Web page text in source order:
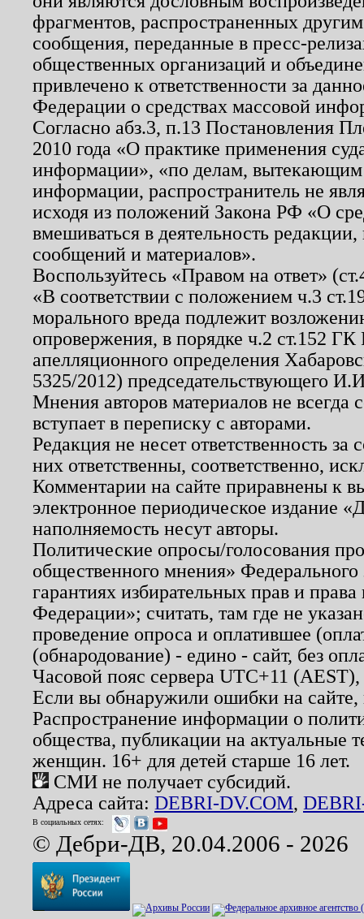
фрагментов, распространенных
сообщения, переданные в пресс-
общественных организаций и
привлечено к ответственности за
Федерации о средствах массовой
Согласно абз.3, п.13 Постановления
2010 года «О практике применения
информации», «по делам, вытекающим
информации, распространитель не
исходя из положений Закона РФ «О
вмешиваться в деятельность
сообщений и материалов».
Воспользуйтесь «Правом на ответ»
«В соответствии с положением ч.3
морального вреда подлежит
опровержения, в порядке ч.2 ст.152
апелляционного определения
5325/2012) председательствующего
Мнения авторов материалов не
вступает в переписку с авторами.
Редакция не несет ответственность
них ответственны, соответственно,
Комментарии на сайте приравнены к
электронное периодическое издание
наполняемость несут авторы.
Политические опросы/голосования
общественного мнения»
гарантиях избирательных прав и
Федерации»; считать, там где не
проведение опроса и оплатившее
(обнародование) - едино - сайт, без
Часовой пояс сервера UTC+11
Если вы обнаружили ошибки на
Распространение информации о
общества, публикации на актуальные
женщин. 16+ для детей старше 16 лет.
СМИ не получает субсидий.
Адреса сайта: DEBRI-DV.COM,
В социальных сетях:
© Дебри-ДВ, 20.04.2006 - 2026